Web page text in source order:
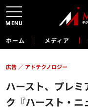
ホーム メディア
ハースト、プレミ
ク『ハースト・ニ
広告 アドテクノロジー
MENU